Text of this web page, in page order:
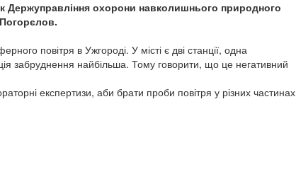
Держуправління охорони навколишнього природного
повітря в Ужгороді. У місті є дві станції, одна
забруднення найбільша. Тому говорити, що це негативний
експертизи, аби брати проби повітря у різних частинах